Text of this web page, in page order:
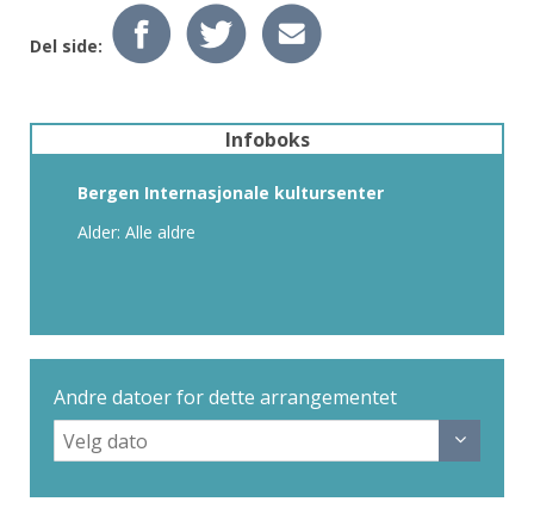
Del side:
Infoboks
Bergen Internasjonale kultursenter
Alder: Alle aldre
Andre datoer for dette arrangementet